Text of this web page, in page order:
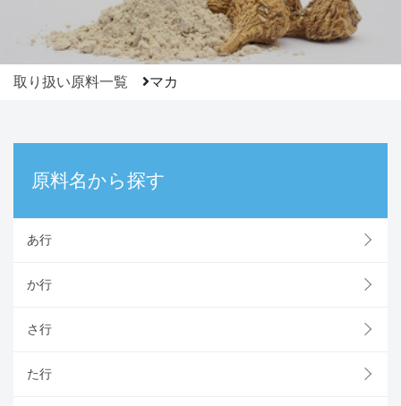
取り扱い原料一覧 マカ
原料名から探す
あ行
か行
さ行
た行